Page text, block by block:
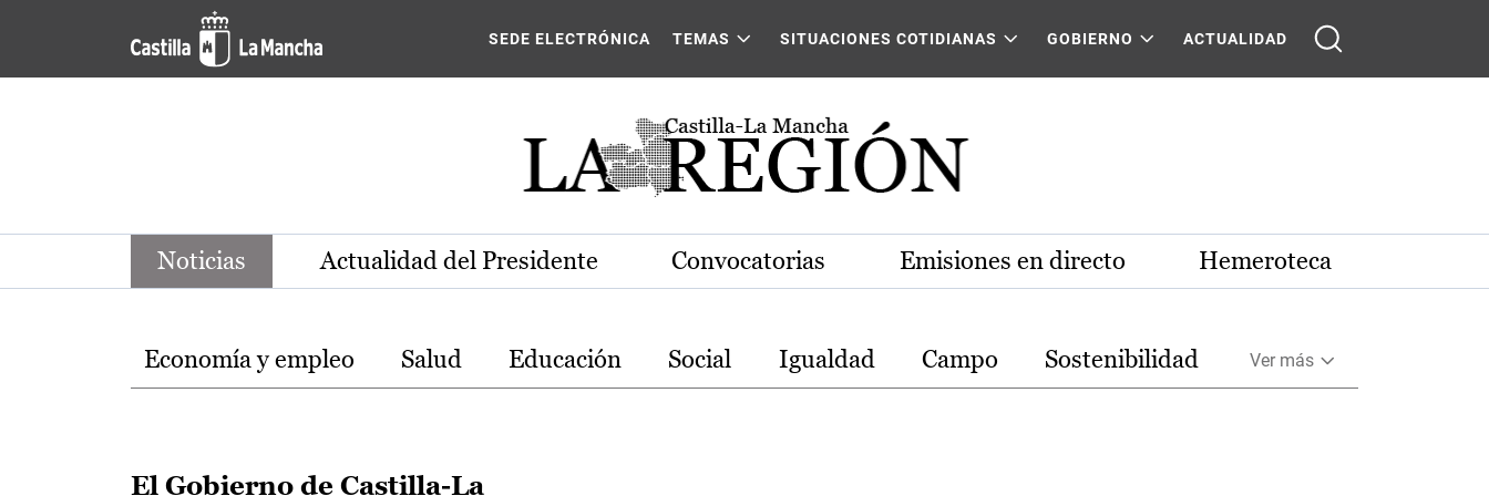
Pasar al contenido principal
Noticias de la región de Castilla-La Mancha
SEDE ELECTRÓNICA TEMAS SITUACIONES COTIDIANAS GOBIERNO ACTUALIDAD
Noticias Actualidad del Presidente Convocatorias Emisiones en directo Hemeroteca
Temas
Economía y empleo Salud Educación Social Igualdad Campo Sostenibilidad Ver más
El Gobierno de Castilla-La